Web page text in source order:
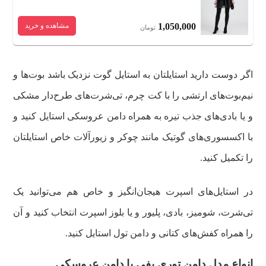
1,050,000 تومان مشاهده و خرید
اگر دوست دارید استایلتان به استایل گوت نزدیک باشد بوت‌ها و
نیم‌بوت‌های ارتشی را با کت چرم، تی‌شرت‌های طرح‌دار مشکی
و یا بادی‌های جذب تیره به همراه دامن عروسکی استایل کنید و
با اکسسوری‌های گوتیک مانند چوکر و زیورآلات خاص استایلتان
را تکمیل کنید.
در استایل‌های اسپرت هیجان‌انگیز و خاص هم می‌توانید یک
تی‌شرت، شومیز، بادی، پلیور و یا بلوز اسپرت انتخاب کنید و آن
را همراه کفش‌های کتانی و دامن تول استایل کنید.